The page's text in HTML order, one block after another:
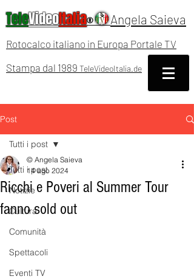
TeleVideoItalia® Angela Saieva
Rotocalco italiano in Europa Portale TV
Stampa dal 1989 TeleVideoItalia.de
Post
Tutti i post
Notizie
Cultura
Comunità
Spettacoli
Eventi TV
Tutti i post
Ricchi e Poveri al Summer Tour
fanno sold out
© Angela Saieva
14 ago 2024